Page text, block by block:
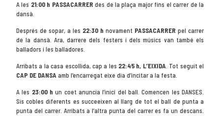
A les 21:00 h PASSACARRER des de la plaça major fins el carrer de la
dansà.
Després de sopar, a les 22:30 h novament PASSACARRER pel carrer
de la dansà. Ara, darrere dels festers i dels músics van també els
balladors i les balladores.
Arribats a la casa escollida, cap a les 22:45 h, L’EIXIDA . Tot seguit el
CAP DE DANSA amb l’encarregat eixe dia d’incitar a la festa.
A les 23:00 h un coet anuncia l’inici del ball. Comencen les DANSES.
Sis cobles diferents es succeeixen al llarg de tot el ball de punta a
punta del carrer. Arribats a l’altra punta del carrer es fa un descans.